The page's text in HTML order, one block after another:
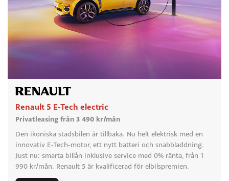
Renault 5 E-Tech electric
Privatleasing från 3 490 kr/mån
Den ikoniska stadsbilen är tillbaka. Nu helt elektrisk med en
innovativ E-Tech-motor, ett nytt batteri och snabbladdning.
Just nu: smarta billån inklusive service med 0% ränta, från 1
990 kr/mån. Renault 5 är kvalificerad för elbilspremien.